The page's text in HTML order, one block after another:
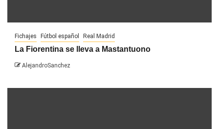
Fichajes Fútbol español Real Madrid
La Fiorentina se lleva a Mastantuono
AlejandroSanchez